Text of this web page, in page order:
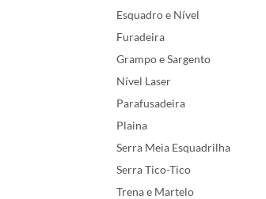
Esquadro e Nível
Furadeira
Grampo e Sargento
Nível Laser
Parafusadeira
Plaina
Serra Meia Esquadrilha
Serra Tico-Tico
Trena e Martelo